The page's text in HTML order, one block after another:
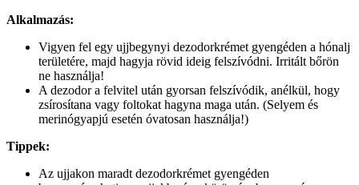
Alkalmazás:
Vigyen fel egy ujjbegynyi dezodorkrémet gyengéden a hónalj
területére, majd hagyja rövid ideig felszívódni. Irritált bőrön
ne használja!
A dezodor a felvitel után gyorsan felszívódik, anélkül, hogy
zsírosítana vagy foltokat hagyna maga után. (Selyem és
merinógyapjú esetén óvatosan használja!)
Tippek:
Az ujjakon maradt dezodorkrémet gyengéden